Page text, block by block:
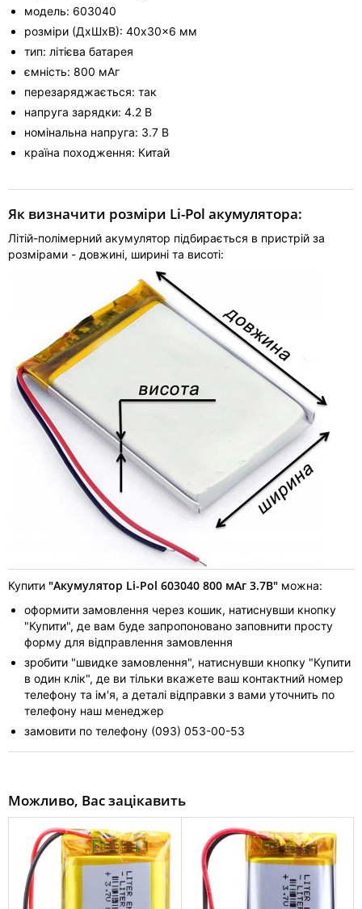
модель: 603040
розміри (ДхШхВ): 40x30x6 мм
тип: літієва батарея
ємність: 800 мАг
перезаряджається: так
напруга зарядки: 4.2 В
номінальна напруга: 3.7 В
країна походження: Китай
Як визначити розміри Li-Pol акумулятора:
Літій-полімерний акумулятор підбирається в пристрій за
розмірами - довжині, ширині та висоті:
Купити "Акумулятор Li-Pol 603040 800 мАг 3.7В" можна:
оформити замовлення через кошик, натиснувши кнопку
"Купити", де вам буде запропоновано заповнити просту
форму для відправлення замовлення
зробити "швидке замовлення", натиснувши кнопку "Купити
в один клік", де ви тільки вкажете ваш контактний номер
телефону та ім'я, а деталі відправки з вами уточнить по
телефону наш менеджер
замовити по телефону (093) 053-00-53
Можливо, Вас зацікавить